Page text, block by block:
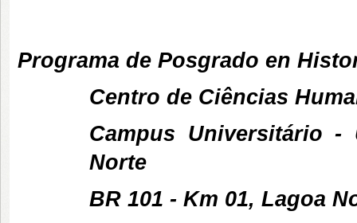
Programa de Posgrado en
Centro de Ciências
Campus Universitário -
Norte
BR 101 - Km 01, Lagoa